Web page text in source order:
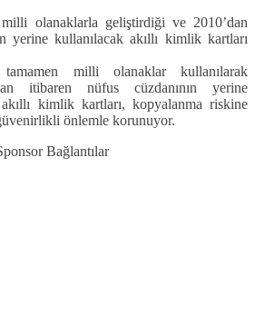
olanaklarla geliştirdiği ve 2010’dan
yerine kullanılacak akıllı kimlik kartları
milli olanaklar kullanılarak
itibaren nüfus cüzdanının yerine
akıllı kimlik kartları, kopyalanma riskine
önlemle korunuyor.
Bağlantılar